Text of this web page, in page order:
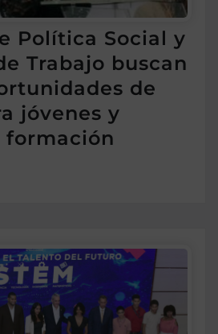
Política Social y
Trabajo buscan
de
jóvenes y
formación